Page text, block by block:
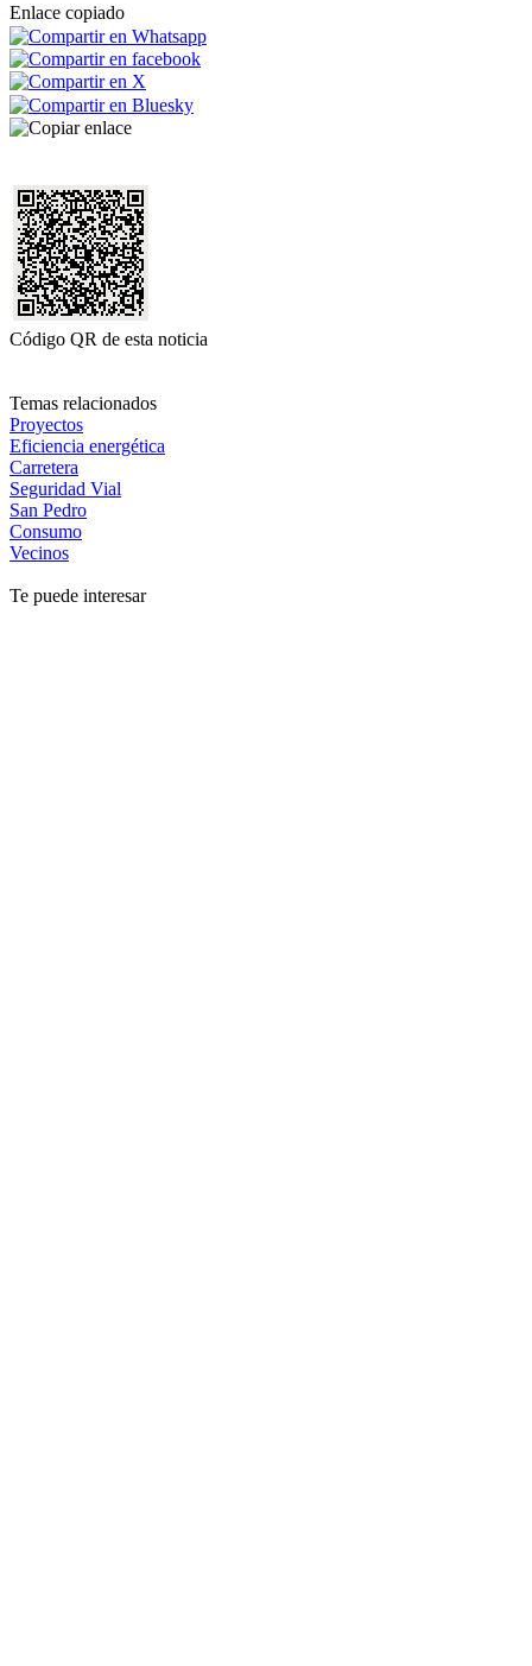
Enlace copiado
Código QR de esta noticia
Temas relacionados
Proyectos
Eficiencia energética
Carretera
Seguridad Vial
San Pedro
Consumo
Vecinos
Te puede interesar